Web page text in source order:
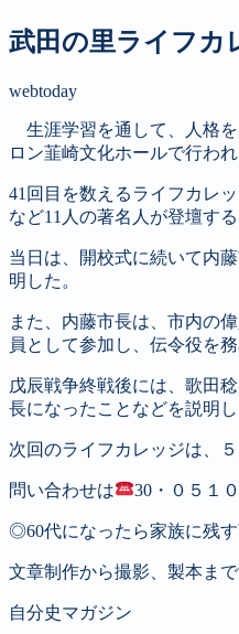
武田の里ライフカ
webtoday
生涯学習を通して、人格を
ロン韮崎文化ホールで行わ
41 回目を数えるライフカレ
など11 人の著名人が登壇する
当日は、開校式に続いて内
明した。
また、内藤市長は、市内の
員として参加し、伝令役を
戊辰戦争終戦後には、歌田
長になったことなどを説明
次回のライフカレッジは、５
問い合わせは 30 ・０５１
◎60代になったら家族に残
文章制作から撮影、製本ま
自分史マガジン